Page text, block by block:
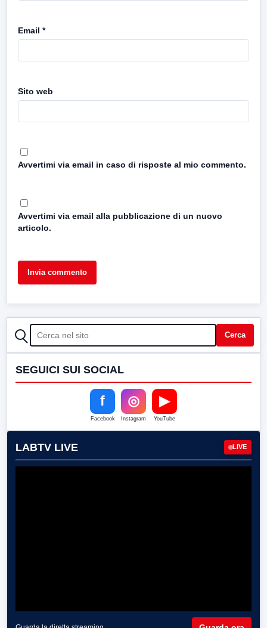
Email *
Sito web
Avvertimi via email in caso di risposte al mio commento.
Avvertimi via email alla pubblicazione di un nuovo
articolo.
CERCA Cerca
SEGUICI SUI SOCIAL
f
Facebook
◎
Instagram
▶
YouTube
LABTV LIVE LIVE